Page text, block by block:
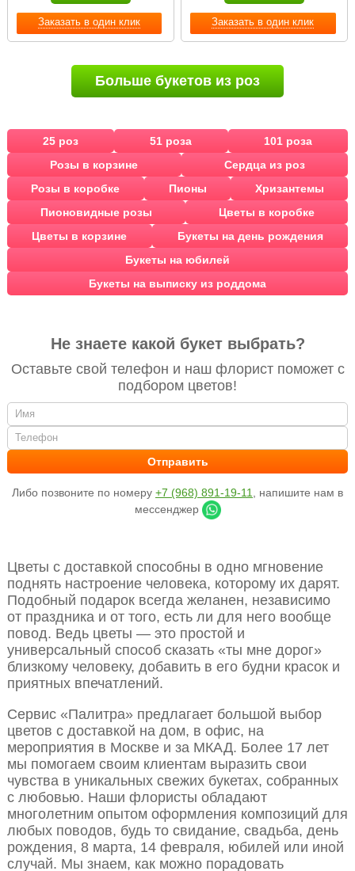
Заказать в один клик Заказать в один клик
Больше букетов из роз
25 роз 51 роза
101 роза
Розы в корзине
Сердца из роз
Розы в коробке
Пионы
Хризантемы
Пионовидные розы
Цветы в коробке
Цветы в корзине
Букеты на день рождения
Букеты на юбилей
Букеты на выписку из роддома
Не знаете какой букет выбрать?
Оставьте свой телефон и наш флорист поможет с
подбором цветов!
Либо позвоните по номеру +7 (968) 891-19-11
, напишите нам в
мессенджер
Цветы с доставкой способны в одно мгновение
поднять настроение человека, которому их дарят.
Подобный подарок всегда желанен, независимо
от праздника и от того, есть ли для него вообще
повод. Ведь цветы — это простой и
универсальный способ сказать «ты мне дорог»
близкому человеку, добавить в его будни красок и
приятных впечатлений.
Сервис «Палитра» предлагает большой выбор
цветов с доставкой на дом, в офис, на
мероприятия в Москве и за МКАД. Более 17 лет
мы помогаем своим клиентам выразить свои
чувства в уникальных свежих букетах, собранных
с любовью. Наши флористы обладают
многолетним опытом оформления композиций для
любых поводов, будь то свидание, свадьба, день
рождения, 8 марта, 14 февраля, юбилей или иной
случай. Мы знаем, как можно порадовать